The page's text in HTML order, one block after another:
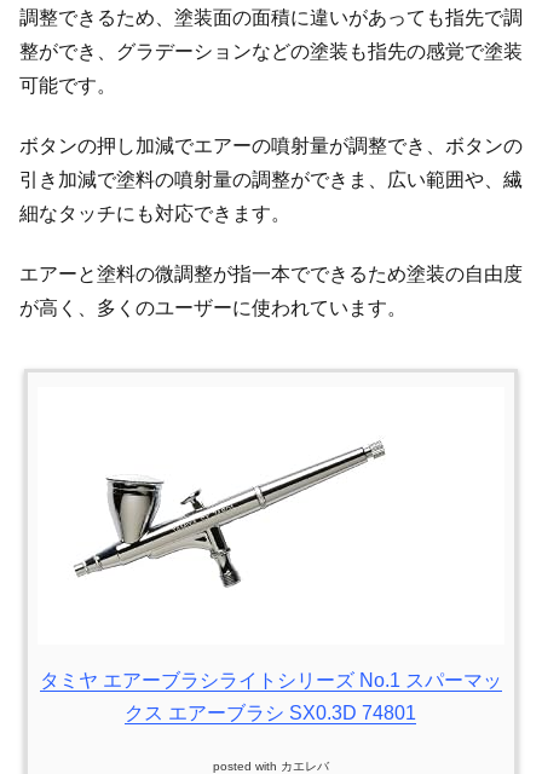
調整できるため、塗装面の面積に違いがあっても指先で調
整ができ、グラデーションなどの塗装も指先の感覚で塗装
可能です。
ボタンの押し加減でエアーの噴射量が調整でき、ボタンの
引き加減で塗料の噴射量の調整ができま、広い範囲や、繊
細なタッチにも対応できます。
エアーと塗料の微調整が指一本でできるため塗装の自由度
が高く、多くのユーザーに使われています。
タミヤ エアーブラシライトシリーズ No.1 スパーマッ
クス エアーブラシ SX0.3D 74801
posted with カエレバ